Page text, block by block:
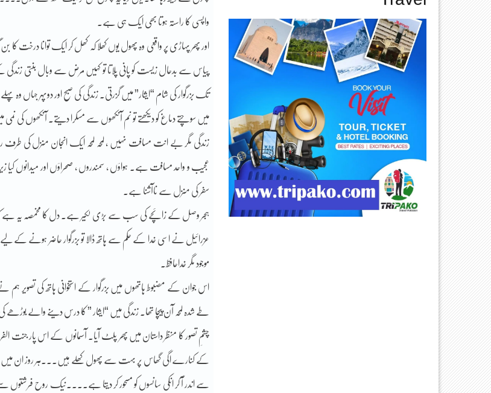
واپسی کا راستہ ہوتا بھی ایک ہی ہے۔
اور پھر پہاڑی پر واقعی وہ پھول یوں کھلا کہ کھل کر ایک توانا درخت کا
پیاس سے بدحال زیست کو پانی پلاتا تو کہیں مرض سے وبال بنتی
تک بزرگوار کی شام “ایثار” میں گزرتی۔ زندگی کی صبح اور دوپہر
میں سوچتے دماغ کو دیکھتے تو نم آنکھوں سے مسکرا دیتے۔ آنکھوں کی
زندگی مگر بے انت مسافت نہیں ، لمحہ لمحہ ایک انجان منزل کی
عجیب و واحد مسافت ہے۔ ہواؤں ، سمندروں ، صحراؤں اور میدانوں کیا
سفر کی منزل سے ناآشنا ہے۔
ہجر وصل کے زائچے کی سب سے بڑی لکیر ہے۔ دل کا مخمصہ یہ ہے
عزرائیل نے اسی خدا کے حکم سے ہاتھ ڈالا تو بزرگوار حاضر ہونے
موجود مگر خداحافظ۔
اس جوان کے مضبوط ہاتھوں میں بزرگوار کے استخوانی ہاتھ کی تصویر ہم
طے شدہ لمحہ آن پیچا تھا۔ زندگی میں “ایثار ” کا درس دینے والے
چشمِ تصور کا منظر داستان میں پھر پلٹ آیا۔ آسمانوں کے اس پار
کے کنارے اگی گھاس پر بہت سے پھول کھلے ہیں۔۔۔ہر روز ان میں
سے اندر آ کر انکی سانسوں کو مسحور کر دیتا ہے۔۔۔۔نیک روح